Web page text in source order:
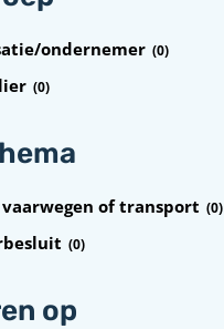
ondernemer (0)
(0)
vaarwegen of transport (0)
(0)
op